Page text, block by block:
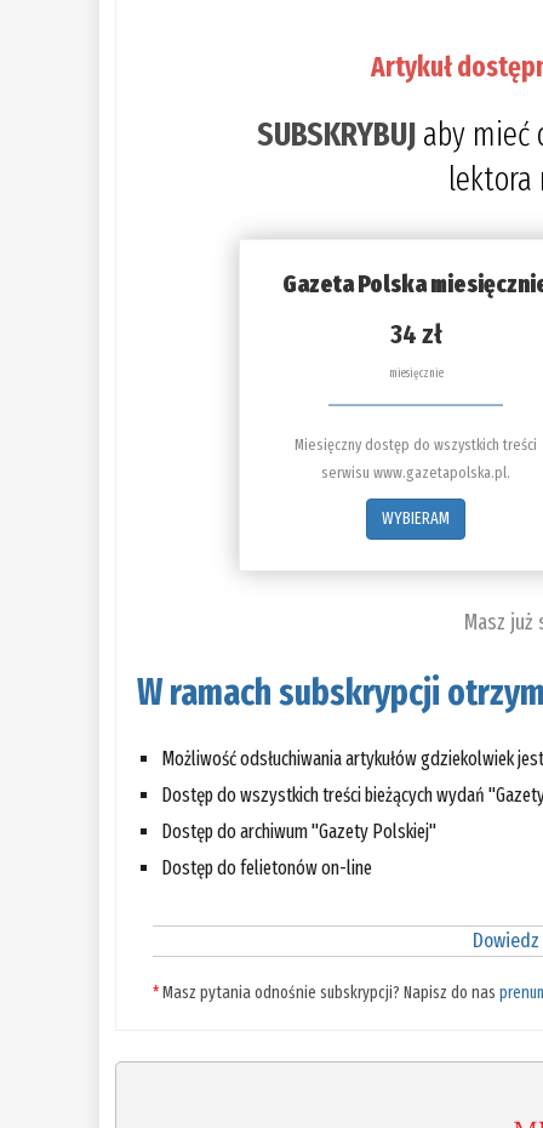
Artykuł
SUBSKRYBUJ aby mieć
lektora
Gazeta Polska
34 zł
miesięcznie
Miesięczny dostęp do wszystkich treści
serwisu www.gazetapolska.pl.
WYBIERAM
Masz
W ramach subskrypcji
Możliwość odsłuchiwania artykułów gdziekolwiek
Dostęp do wszystkich treści bieżących wydań
Dostęp do archiwum "Gazety Polskiej"
Dostęp do felietonów on-line
*Masz pytania odnośnie subskrypcji? Napisz do nas